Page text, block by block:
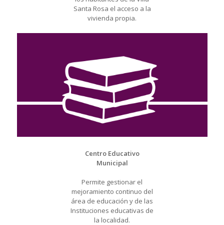
Santa Rosa el acceso a la
vivienda propia.
Centro Educativo
Municipal
Permite gestionar el
mejoramiento continuo del
área de educación y de las
Instituciones educativas de
la localidad.